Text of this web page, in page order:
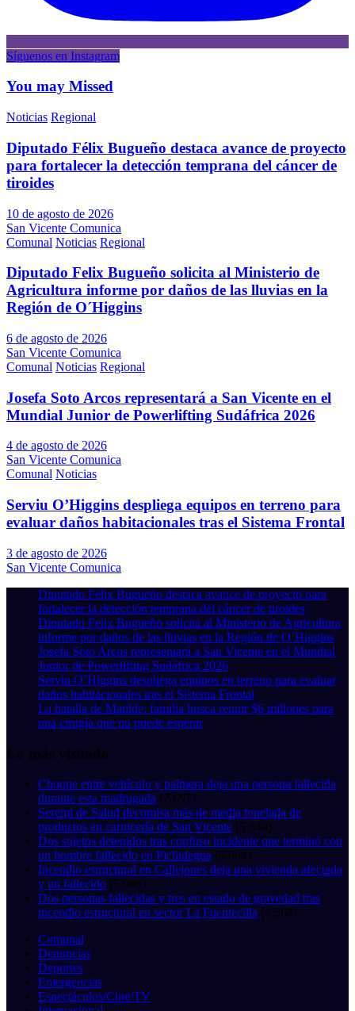
Síguenos en Instagram
You may Missed
Noticias Regional
Diputado Félix Bugueño destaca avance de proyecto
para fortalecer la detección temprana del cáncer de
tiroides
10 de agosto de 2026
San Vicente Comunica
Comunal Noticias Regional
Diputado Felix Bugueño solicita al Ministerio de
Agricultura informe por daños de las lluvias en la
Región de O´Higgins
6 de agosto de 2026
San Vicente Comunica
Comunal Noticias Regional
Josefa Soto Arcos representará a San Vicente en el
Mundial Junior de Powerlifting Sudáfrica 2026
4 de agosto de 2026
San Vicente Comunica
Comunal Noticias
Serviu O’Higgins despliega equipos en terreno para
evaluar daños habitacionales tras el Sistema Frontal
3 de agosto de 2026
San Vicente Comunica
Diputado Félix Bugueño destaca avance de proyecto para
fortalecer la detección temprana del cáncer de tiroides
Diputado Felix Bugueño solicita al Ministerio de Agricultura
informe por daños de las lluvias en la Región de O´Higgins
Josefa Soto Arcos representará a San Vicente en el Mundial
Junior de Powerlifting Sudáfrica 2026
Serviu O’Higgins despliega equipos en terreno para evaluar
daños habitacionales tras el Sistema Frontal
La batalla de Matilde: familia busca reunir $6 millones para
una cirugía que no puede esperar
Lo más visitado
Choque entre vehículo y palmera deja una persona fallecida
durante esta madrugada (7.697)
Seremi de Salud decomisa más de media tonelada de
productos en carnicería de San Vicente (5.849)
Dos sujetos detenidos tras confuso incidente que terminó con
un hombre fallecido en Pichidegua (5.604)
Incendio estructural en Callejones deja una vivienda afectada
y un fallecido (5.098)
Dos personas fallecidas y tres en estado de gravedad tras
incendio estructural en sector La Fuentecilla (4.564)
Comunal
Denuncias
Deportes
Emergencias
Espectáculos/Cine/TV